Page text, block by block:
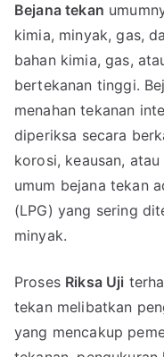
Bejana tekan
kimia, minyak, gas,
bahan kimia, gas,
bertekanan tinggi.
menahan tekanan
diperiksa secara
korosi, keausan,
umum bejana tekan
(LPG) yang sering
minyak.
Proses Riksa Uji
tekan melibatkan
yang mencakup